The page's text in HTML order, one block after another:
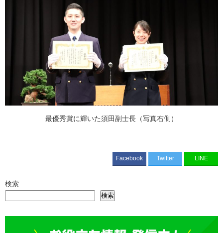
最優秀賞に輝いた須田副士長（写真右側）
Facebook Twitter LINE
検索
検索